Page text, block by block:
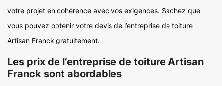
votre projet en cohérence avec vos exigences. Sachez que
vous pouvez obtenir votre devis de l’entreprise de toiture
Artisan Franck gratuitement.
Les prix de l’entreprise de toiture Artisan
Franck sont abordables